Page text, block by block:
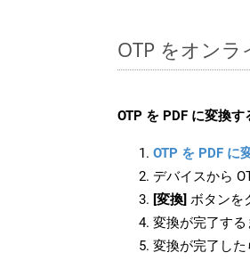
OTP をオン
OTP を PDF に変換す
OTP を PDF に
デバイスから
[変換] ボタンを
変換が完了する
変換が完了した